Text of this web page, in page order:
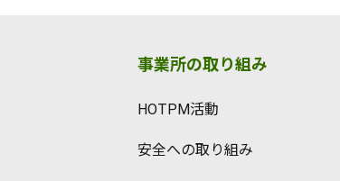
事業所の取り組み
HOTPM活動
安全への取り組み